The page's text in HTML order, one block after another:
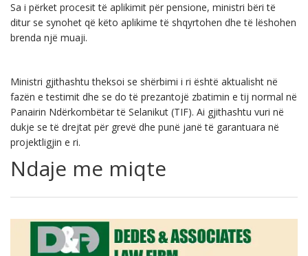
Sa i përket procesit të aplikimit për pensione, ministri bëri të
ditur se synohet që këto aplikime të shqyrtohen dhe të lëshohen
brenda një muaji.
Ministri gjithashtu theksoi se shërbimi i ri është aktualisht në
fazën e testimit dhe se do të prezantojë zbatimin e tij normal në
Panairin Ndërkombëtar të Selanikut (TIF). Ai gjithashtu vuri në
dukje se të drejtat për grevë dhe punë janë të garantuara në
projektligjin e ri.
Ndaje me miqte